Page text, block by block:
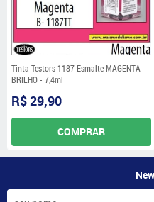
Tinta Testors 1187 Esmalte MAGENTA
BRILHO - 7,4ml
R$ 29,90
COMPRAR